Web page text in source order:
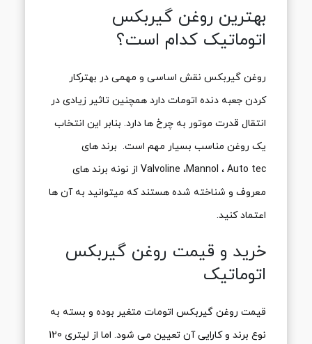
بهترین روغن گیربکس
اتوماتیک کدام است؟
روغن گیربکس نقش اساسی و مهمی در بهترکار
کردن جعبه دنده اتومات دارد همچنین تاثیر زیادی در
انتقال قدرت موتور به چرخ ها دارد. بنابر این انتخاب
یک روغن مناسب بسیار مهم است. برند های
Valvoline ،Mannol ، Auto tec از نونه برند های
معروف و شناخته شده هستند که میتوانید به آن ها
اعتماد کنید.
خرید و قیمت روغن گیربکس
اتوماتیک
قیمت روغن گیربکس اتومات متغیر بوده و بسته به
نوع برند و کارایی آن تعیین می شود. اما از لیتری 120